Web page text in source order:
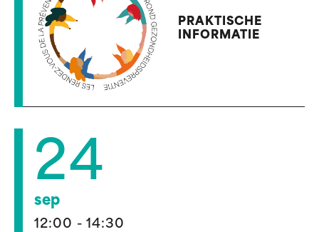
PRAKTISCHE
INFORMATIE
24
sep
12:00 - 14:30